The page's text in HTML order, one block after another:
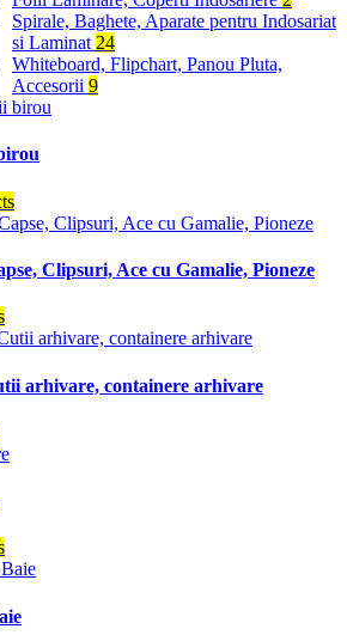
Spirale, Baghete, Aparate pentru Indosariat
si Laminat 24
Whiteboard, Flipchart, Panou Pluta,
Accesorii 9
Clipsuri, Ace cu Gamalie, Pioneze
arhivare, containere arhivare